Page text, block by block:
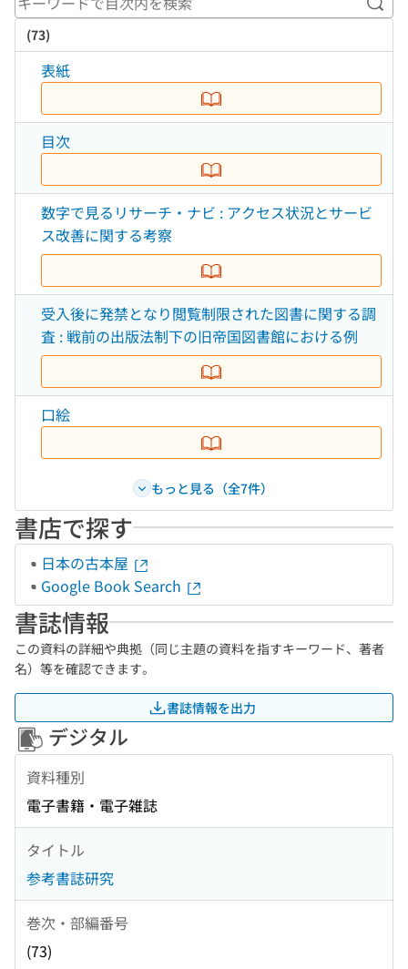
キ
(73)
表紙
目次
数字で見るリサーチ・ナビ : アクセス状況とサービ
ス改善に関する考察
受入後に発禁となり閲覧制限された図書に関する調
査 : 戦前の出版法制下の旧帝国図書館における例
口絵
もっと見る（全7件）
書店で探す
日本の古本屋
Google Book Search
書誌情報
この資料の詳細や典拠（同じ主題の資料を指すキーワード、著者
名）等を確認できます。
書誌情報を出力
デジタル
資料種別
電子書籍・電子雑誌
タイトル
参考書誌研究
巻次・部編番号
(73)